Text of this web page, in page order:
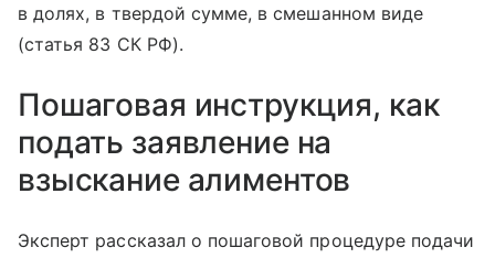
в долях, в твердой сумме, в смешанном виде
(статья 83 СК РФ).
Пошаговая инструкция, как
подать заявление на
взыскание алиментов
Эксперт рассказал о пошаговой процедуре подачи